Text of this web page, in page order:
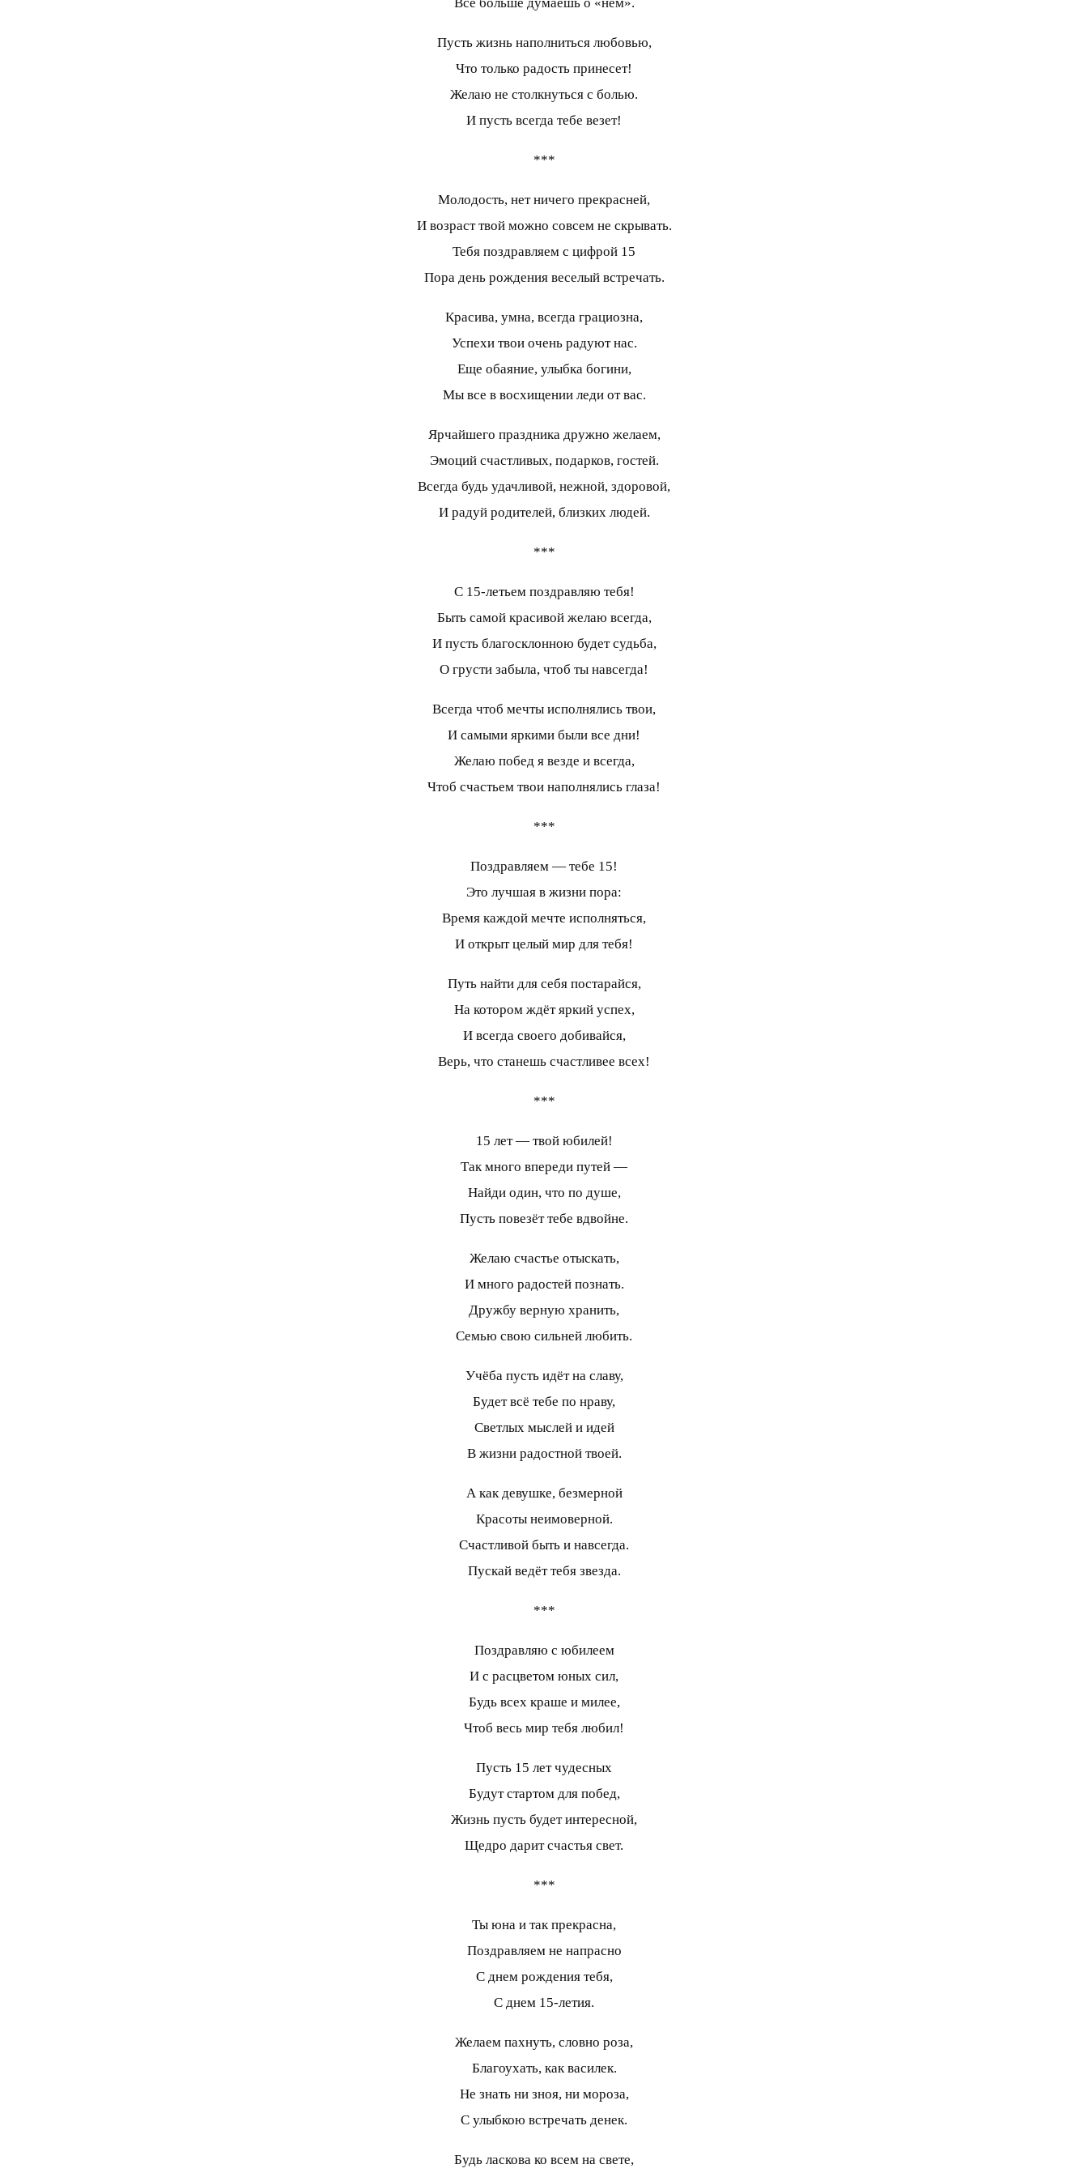
Пусть жизнь наполниться любовью,
Что только радость принесет!
Желаю не столкнуться с болью.
И пусть всегда тебе везет!
***
Молодость, нет ничего прекрасней,
И возраст твой можно совсем не скрывать.
Тебя поздравляем с цифрой 15
Пора день рождения веселый встречать.
Красива, умна, всегда грациозна,
Успехи твои очень радуют нас.
Еще обаяние, улыбка богини,
Мы все в восхищении леди от вас.
Ярчайшего праздника дружно желаем,
Эмоций счастливых, подарков, гостей.
Всегда будь удачливой, нежной, здоровой,
И радуй родителей, близких людей.
***
С 15-летьем поздравляю тебя!
Быть самой красивой желаю всегда,
И пусть благосклонною будет судьба,
О грусти забыла, чтоб ты навсегда!
Всегда чтоб мечты исполнялись твои,
И самыми яркими были все дни!
Желаю побед я везде и всегда,
Чтоб счастьем твои наполнялись глаза!
***
Поздравляем — тебе 15!
Это лучшая в жизни пора:
Время каждой мечте исполняться,
И открыт целый мир для тебя!
Путь найти для себя постарайся,
На котором ждёт яркий успех,
И всегда своего добивайся,
Верь, что станешь счастливее всех!
***
15 лет — твой юбилей!
Так много впереди путей —
Найди один, что по душе,
Пусть повезёт тебе вдвойне.
Желаю счастье отыскать,
И много радостей познать.
Дружбу верную хранить,
Семью свою сильней любить.
Учёба пусть идёт на славу,
Будет всё тебе по нраву,
Светлых мыслей и идей
В жизни радостной твоей.
А как девушке, безмерной
Красоты неимоверной.
Счастливой быть и навсегда.
Пускай ведёт тебя звезда.
***
Поздравляю с юбилеем
И с расцветом юных сил,
Будь всех краше и милее,
Чтоб весь мир тебя любил!
Пусть 15 лет чудесных
Будут стартом для побед,
Жизнь пусть будет интересной,
Щедро дарит счастья свет.
***
Ты юна и так прекрасна,
Поздравляем не напрасно
С днем рождения тебя,
С днем 15-летия.
Желаем пахнуть, словно роза,
Благоухать, как василек.
Не знать ни зноя, ни мороза,
С улыбкою встречать денек.
Будь ласкова ко всем на свете,